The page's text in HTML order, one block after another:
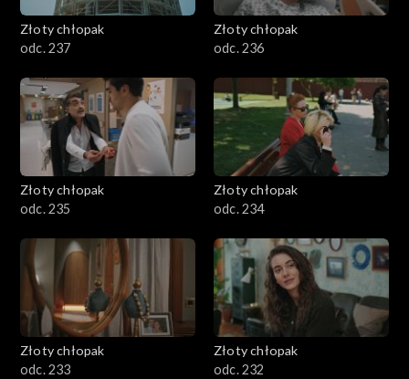
Złoty chłopak
odc. 237
Złoty chłopak
odc. 236
Złoty chłopak
odc. 235
Złoty chłopak
odc. 234
Złoty chłopak
odc. 233
Złoty chłopak
odc. 232